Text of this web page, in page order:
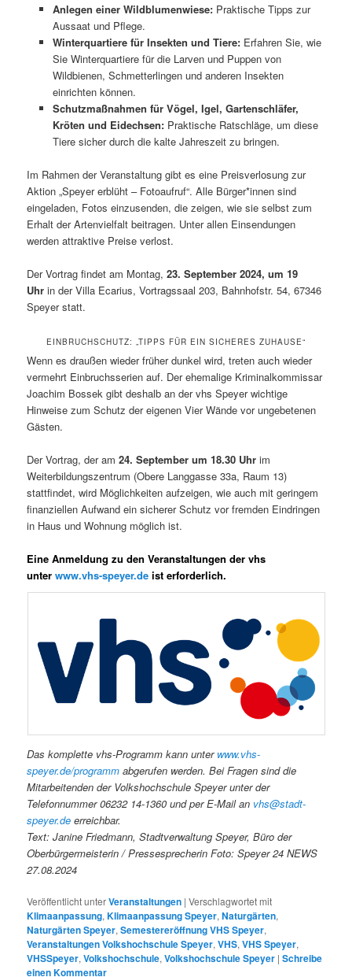
Anlegen einer Wildblumenwiese:Praktische Tipps zur
Aussaat und Pflege.
Winterquartiere für Insekten und Tiere:Erfahren Sie, wie
Sie Winterquartiere für die Larven und Puppen von
Wildbienen, Schmetterlingen und anderen Insekten
einrichten können.
Schutzmaßnahmen für Vögel, Igel, Gartenschläfer,
Kröten und Eidechsen:Praktische Ratschläge, um diese
Tiere sicher durch die kalte Jahreszeit zu bringen.
Im Rahmen der Veranstaltung gibt es eine Preisverlosung zur
Aktion „Speyer erblüht – Fotoaufruf“. Alle Bürger*innen sind
eingeladen, Fotos einzusenden, die zeigen, wie sie selbst zum
Erhalt der Artenvielfalt beitragen. Unter allen Einsendungen
werden attraktive Preise verlost.
Der Vortrag findet am Montag,23. September 2024, um 19
Uhr in der Villa Ecarius, Vortragssaal 203, Bahnhofstr. 54, 67346
Speyer statt.
EINBRUCHSCHUTZ: „TIPPS FÜR EIN SICHERES ZUHAUSE“
Wenn es draußen wieder früher dunkel wird, treten auch wieder
vermehrt Einbruchsserien auf. Der ehemalige Kriminalkommissar
Joachim Bossek gibt deshalb an der vhs Speyer wichtige
Hinweise zum Schutz der eigenen Vier Wände vor ungebetenen
Gästen.
Der Vortrag, der am24. September um 18.30 Uhr im
Weiterbildungszentrum (Obere Langgasse 33a, Raum 13)
stattfindet, wird Möglichkeiten aufzeigen, wie auch mit geringem
finanziellen Aufwand ein sicherer Schutz vor fremden Eindringen
in Haus und Wohnung möglich ist.
Eine Anmeldung zu den Veranstaltungen der vhs
unterwww.vhs-speyer.de ist erforderlich.
Das komplette vhs-Programm kann unter www.vhs-
speyer.de/programm abgerufen werden. Bei Fragen sind die
Mitarbeitenden der Volkshochschule Speyer unter der
Telefonnummer 06232 14-1360 und per E-Mail an vhs@stadt-
speyer.de erreichbar.
Text: Janine Friedmann, Stadtverwaltung Speyer, Büro der
Oberbürgermeisterin / Pressesprecherin Foto: Speyer 24 NEWS
27.08.2024
Veröffentlicht unterVeranstaltungen |Verschlagwortet mit
Klimaanpassung,Klimaanpassung Speyer,Naturgärten,
Naturgärten Speyer,Semestereröffnung VHS Speyer,
Veranstaltungen Volkshochschule Speyer,VHS,VHS Speyer,
VHSSpeyer,Volkshochschule,Volkshochschule Speyer |Schreibe
einen Kommentar